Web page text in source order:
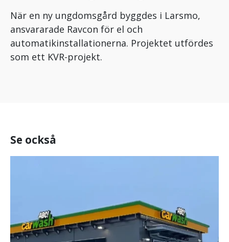
När en ny ungdomsgård byggdes i Larsmo,
ansvararade Ravcon för el och
automatikinstallationerna. Projektet utfördes
som ett KVR-projekt.
Se också